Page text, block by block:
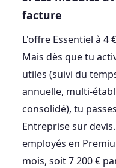
facture
L'offre Essentiel à 4
Mais dès que tu
utiles (suivi du
annuelle, multi-
consolidé), tu
Entreprise sur
employés en
mois, soit 7 200 €